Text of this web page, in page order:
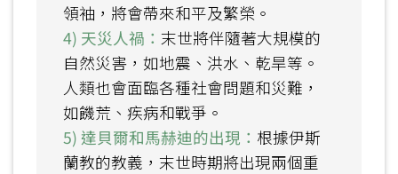
領袖，將會帶來和平及繁榮。
4) 天災人禍： 末世將伴隨著大規模的
自然災害，如地震、洪水、乾旱等。
人類也會面臨各種社會問題和災難，
如饑荒、疾病和戰爭。
5) 達貝爾和馬赫迪的出現： 根據伊斯
蘭教的教義，末世時期將出現兩個重